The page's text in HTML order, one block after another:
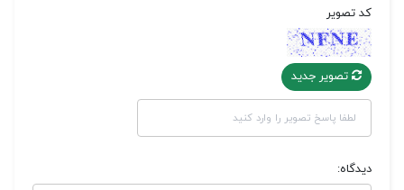
کد تصویر
تصویر جدید
دیدگاه: